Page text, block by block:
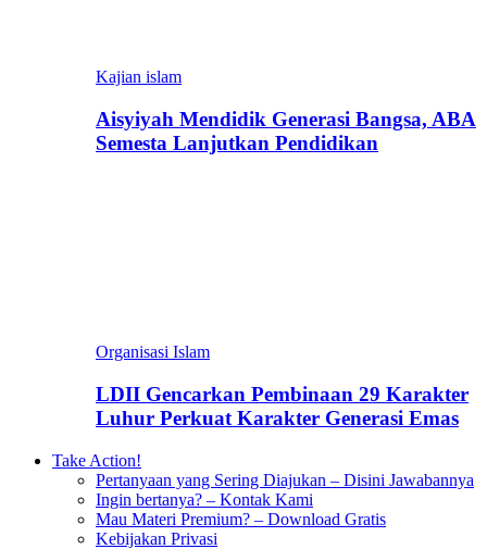
Kajian islam
Aisyiyah Mendidik Generasi Bangsa, ABA
Semesta Lanjutkan Pendidikan
Organisasi Islam
LDII Gencarkan Pembinaan 29 Karakter
Luhur Perkuat Karakter Generasi Emas
Take Action!
Pertanyaan yang Sering Diajukan – Disini Jawabannya
Ingin bertanya? – Kontak Kami
Mau Materi Premium? – Download Gratis
Kebijakan Privasi